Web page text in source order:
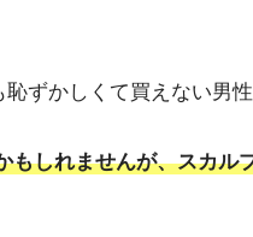
ずかしくて買えない男性
もしれませんが、スカル